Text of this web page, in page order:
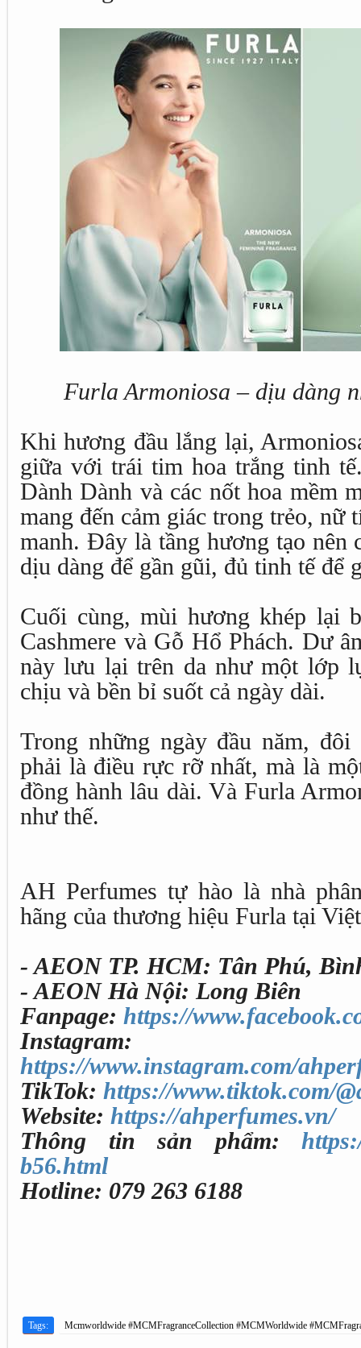
Furla Armoniosa – dịu dàng
Khi hương đầu lắng lại,
giữa với trái tim hoa trắng tinh
Dành Dành và các nốt hoa mềm
mang đến cảm giác trong trẻo, nữ
manh. Đây là tầng hương tạo nên
dịu dàng để gần gũi, đủ tinh tế để
Cuối cùng, mùi hương khép lại
Cashmere và Gỗ Hổ Phách. Dư
này lưu lại trên da như một lớp
chịu và bền bỉ suốt cả ngày dài.
Trong những ngày đầu năm,
phải là điều rực rỡ nhất, mà là
đồng hành lâu dài. Và Furla
như thế.
AH Perfumes tự hào là nhà
hãng của thương hiệu Furla tại
- AEON TP. HCM: Tân Phú,
- AEON Hà Nội: Long Biên
Fanpage: https://
Instagram:
https://www.instagram.com/
TikTok: https://www.tiktok.com/
Website: https://ahperfumes.vn/
Thông tin sản phẩm:
b56.html
Hotline: 079 263 6188
Tags: Mcmworldwide #MCMFragranceCollection #MCMWorldwide